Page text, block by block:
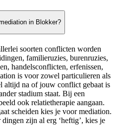
in Blokker?
soorten conflicten worden
familieruzies, burenruzies,
handelsconflicten, erfenissen,
is voor zowel particulieren als
altijd na of jouw conflict gebaat is
stadium staat. Bij een
ook relatietherapie aangaan.
scheiden kies je voor mediation.
zijn al erg ‘heftig’, kies je